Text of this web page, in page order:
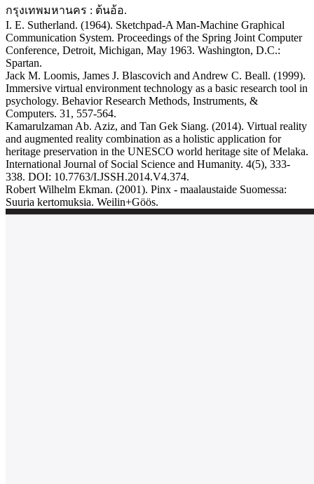
กรุงเทพมหานคร : ต้นอ้อ.
I. E. Sutherland. (1964). Sketchpad-A Man-Machine Graphical
Communication System. Proceedings of the Spring Joint Computer
Conference, Detroit, Michigan, May 1963. Washington, D.C.:
Spartan.
Jack M. Loomis, James J. Blascovich and Andrew C. Beall. (1999).
Immersive virtual environment technology as a basic research tool in
psychology. Behavior Research Methods, Instruments, &
Computers. 31, 557-564.
Kamarulzaman Ab. Aziz, and Tan Gek Siang. (2014). Virtual reality
and augmented reality combination as a holistic application for
heritage preservation in the UNESCO world heritage site of Melaka.
International Journal of Social Science and Humanity. 4(5), 333-
338. DOI: 10.7763/I.JSSH.2014.V4.374.
Robert Wilhelm Ekman. (2001). Pinx - maalaustaide Suomessa:
Suuria kertomuksia. Weilin+Göös.